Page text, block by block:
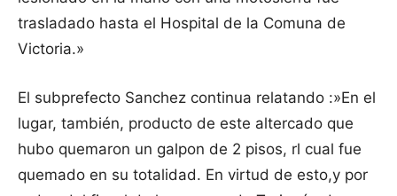
trasladado hasta el Hospital de la Comuna de
Victoria.»
El subprefecto Sanchez continua relatando :»En el
lugar, también, producto de este altercado que
hubo quemaron un galpon de 2 pisos, rl cual fue
quemado en su totalidad. En virtud de esto,y por